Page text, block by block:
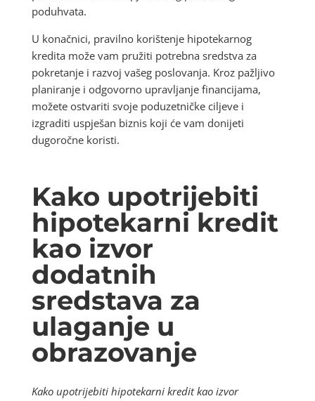
poduhvata.
U konačnici, pravilno korištenje hipotekarnog
kredita može vam pružiti potrebna sredstva za
pokretanje i razvoj vašeg poslovanja. Kroz pažljivo
planiranje i odgovorno upravljanje financijama,
možete ostvariti svoje poduzetničke ciljeve i
izgraditi uspješan biznis koji će vam donijeti
dugoročne koristi.
Kako upotrijebiti
hipotekarni kredit
kao izvor
dodatnih
sredstava za
ulaganje u
obrazovanje
Kako upotrijebiti hipotekarni kredit kao izvor